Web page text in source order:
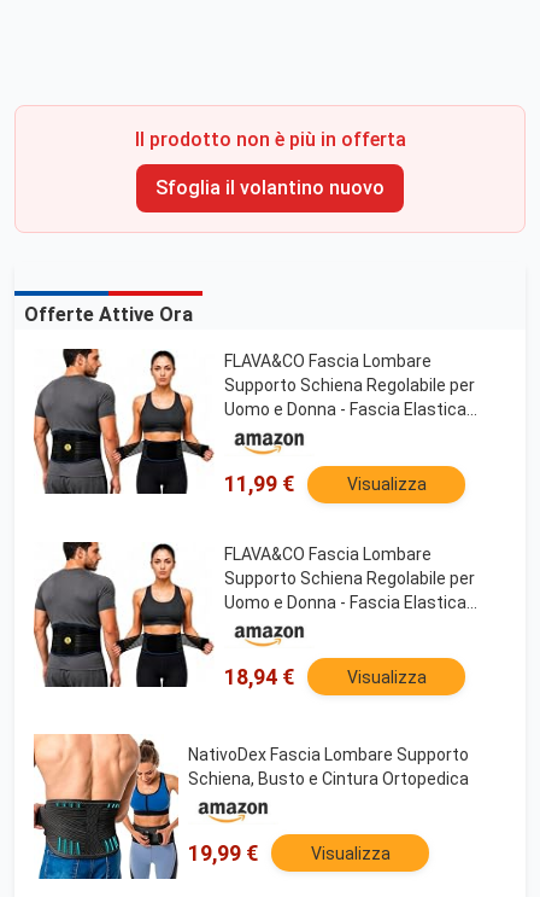
Il prodotto non è più in offerta
Sfoglia il volantino nuovo
Offerte Attive Ora
FLAVA&CO Fascia Lombare
Supporto Schiena Regolabile per
Uomo e Donna - Fascia Elastica
Lombare Ortopedica per Mal Di
Schiena Super Traspirante
11,99 € Visualizza
FLAVA&CO Fascia Lombare
Supporto Schiena Regolabile per
Uomo e Donna - Fascia Elastica
Lombare Ortopedica per Mal Di
Schiena Super Traspirante
18,94 € Visualizza
NativoDex Fascia Lombare Supporto
Schiena, Busto e Cintura Ortopedica
19,99 € Visualizza